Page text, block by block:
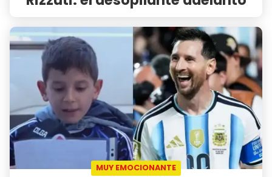
MUY EMOCIONANTE